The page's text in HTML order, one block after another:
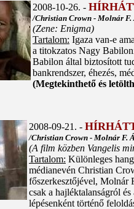
2008-10-26. -
/Christian Crown - Molnár F.
(Zene: Enigma)
Tartalom: Igaza van-e
a titokzatos Nagy
Babilon által biztosított
bankrendszer, éhezés,
(Megtekinthető és
2008-09-21. -
/Christian Crown - Molnár F.
(A film közben Vangelis
Tartalom: Különleges
médianevén Christian
főszerkesztőjével, Molnár
csak a hajléktalanságról
lépésenként történő